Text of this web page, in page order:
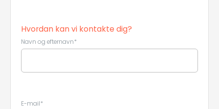
Hvordan kan vi kontakte dig?
Navn og efternavn*
E-mail*